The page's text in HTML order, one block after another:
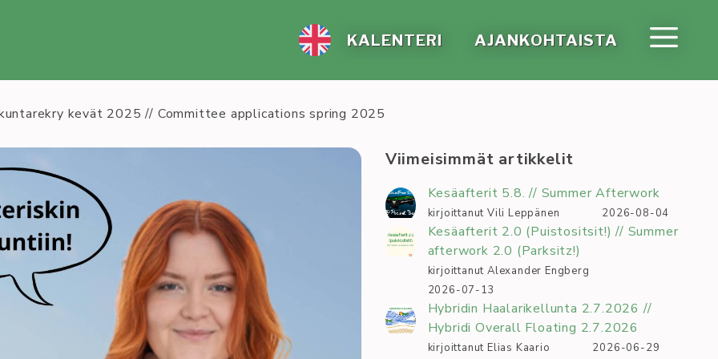
KA­LEN­TE­RI AJAN­KOH­TAIS­TA
kevät 2025 // Committee applications spring 2025
Viimeisimmät artikkelit
Kesäafterit 5.8. // Summer Afterwork
kirjoittanut Vili Leppänen 2026-08-04
Kesäafterit 2.0 (Puistositsit!) // Summer
afterwork 2.0 (Parksitz!)
kirjoittanut Alexander Engberg
2026-07-13
Hybridin Haalarikellunta 2.7.2026 //
Hybridi Overall Floating 2.7.2026
kirjoittanut Elias Kaario 2026-06-29